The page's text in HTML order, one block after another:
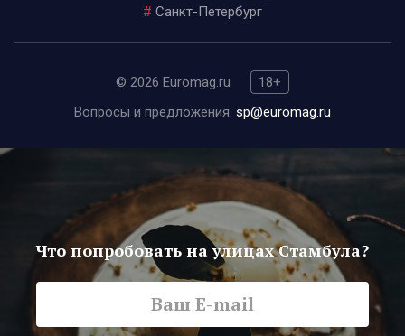
# Санкт-Петербург
© 2026 Euromag.ru
18+
Вопросы и предложения: sp@euromag.ru
Что попробовать на улицах Стамбула?